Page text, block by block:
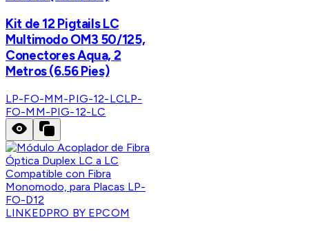
Kit de 12 Pigtails LC
Multimodo OM3 50/125,
Conectores Aqua, 2
Metros (6.56 Pies)
LP-FO-MM-PIG-12-LCLP-
FO-MM-PIG-12-LC
LINKEDPRO BY EPCOM